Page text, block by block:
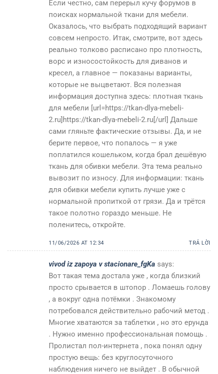
Если честно, сам перерыл кучу форумов в
поисках нормальной ткани для мебели.
Оказалось, что выбрать подходящий вариант
совсем непросто. Итак, смотрите, вот здесь
реально толково расписано про плотность,
ворс и износостойкость для диванов и
кресел, а главное — показаны варианты,
которые не выцветают. Вся полезная
информация доступна здесь: плотная ткань
для мебели [url=https://tkan-dlya-mebeli-
2.ru]https://tkan-dlya-mebeli-2.ru[/url] Дальше
сами гляньте фактические отзывы. Да, и не
берите первое, что попалось — я уже
поплатился кошельком, когда брал дешёвую
ткань для обивки мебели. Эта тема реально
вывозит по износу. Для информации: ткань
для обивки мебели купить лучше уже с
нормальной пропиткой от грязи. Да и трётся
такое полотно гораздо меньше. Не
поленитесь, откройте.
11/06/2026 AT 12:34 TRẢ LỜI
vivod iz zapoya v stacionare_fgKa says:
Вот такая тема достала уже , когда близкий
просто срывается в штопор . Ломаешь голову
, а вокруг одна потёмки . Знакомому
потребовался действительно рабочий метод .
Многие хватаются за таблетки , но это ерунда
. Нужно именно профессиональная помощь .
Пролистал пол-интернета , пока понял одну
простую вещь: без круглосуточного
наблюдения ничего не выйдет . В обычной